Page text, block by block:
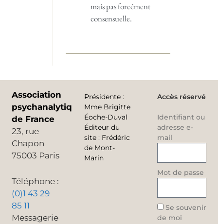
mais pas forcément
consensuelle.
Association
psychanalytique
de France
23, rue
Chapon
75003 Paris
Téléphone :
(0)1 43 29
85 11
Messagerie
Présidente :
Mme Brigitte
Éoche-Duval
Éditeur du
site : Frédéric
de Mont-
Marin
Accès réservé
Identifiant ou
adresse e-
mail
Mot de passe
Se souvenir
de moi